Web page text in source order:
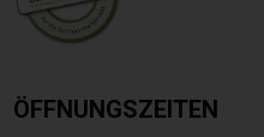
ÖFFNUNGSZEITEN